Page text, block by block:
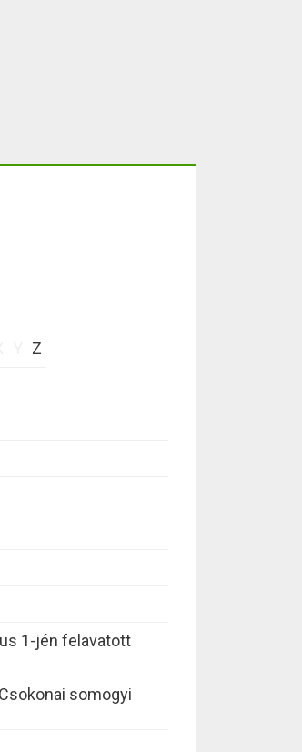
Z
1-jén felavatott
somogyi